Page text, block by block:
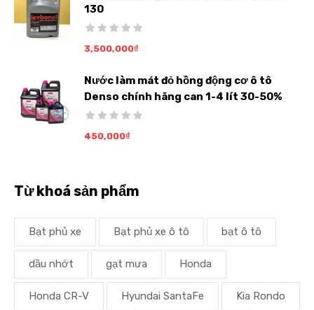
130
3,500,000₫
Nước làm mát đỏ hồng động cơ ô tô
Denso chính hãng can 1-4 lít 30-50%
450,000₫
Từ khoá sản phẩm
Bạt phủ xe Bạt phủ xe ô tô bạt ô tô
dầu nhớt gạt mưa Honda
Honda CR-V Hyundai SantaFe Kia Rondo